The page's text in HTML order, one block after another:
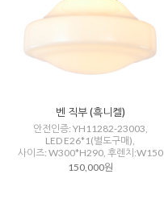
벤 직부 (흑니켈)
안전인증: YH11282-23003,
LED E26*1(별도구매),
사이즈: W300*H290, 후렌치:W150
150,000원